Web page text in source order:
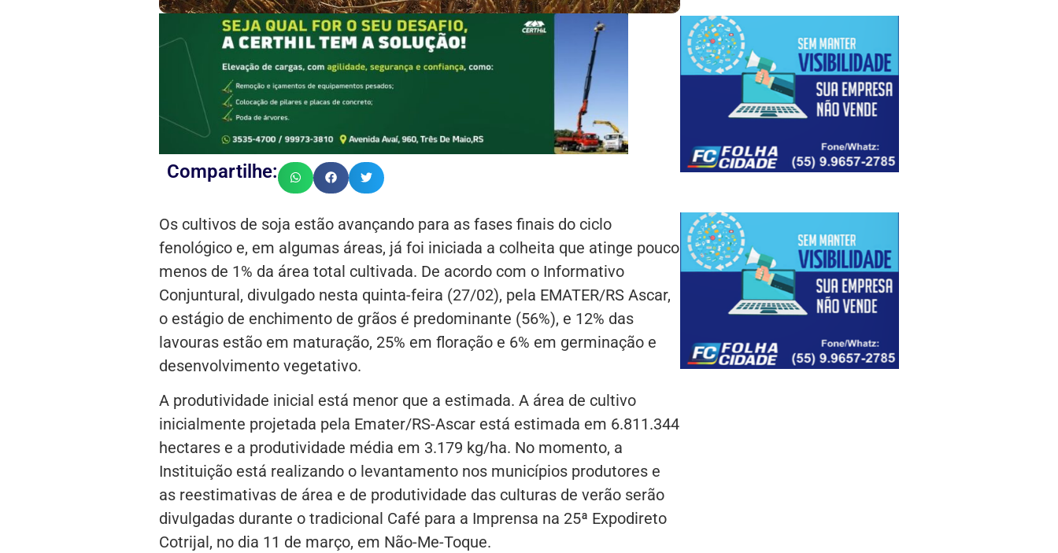
Compartilhe:
Os cultivos de soja estão avançando para as fases finais do ciclo
fenológico e, em algumas áreas, já foi iniciada a colheita que atinge pouco
menos de 1% da área total cultivada. De acordo com o Informativo
Conjuntural, divulgado nesta quinta-feira (27/02), pela EMATER/RS Ascar,
o estágio de enchimento de grãos é predominante (56%), e 12% das
lavouras estão em maturação, 25% em floração e 6% em germinação e
desenvolvimento vegetativo.
A produtividade inicial está menor que a estimada. A área de cultivo
inicialmente projetada pela Emater/RS-Ascar está estimada em 6.811.344
hectares e a produtividade média em 3.179 kg/ha. No momento, a
Instituição está realizando o levantamento nos municípios produtores e
as reestimativas de área e de produtividade das culturas de verão serão
divulgadas durante o tradicional Café para a Imprensa na 25ª Expodireto
Cotrijal, no dia 11 de março, em Não-Me-Toque.